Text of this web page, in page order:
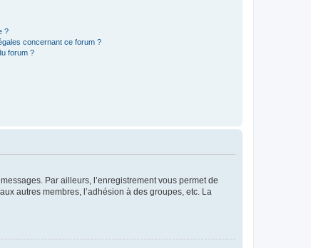
?
concernant ce forum ?
forum ?
Par ailleurs, l’enregistrement vous permet de
autres membres, l’adhésion à des groupes, etc. La